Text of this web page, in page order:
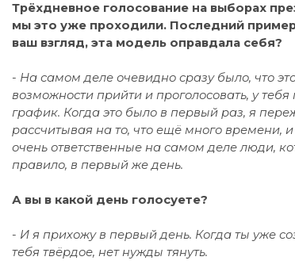
Трёхдневное голосование на выборах
мы это уже проходили. Последний
ваш взгляд, эта модель оправдала себя?
- На самом деле очевидно сразу было, что
возможности прийти и проголосовать, у тебя
график. Когда это было в первый раз, я
рассчитывая на то, что ещё много времени,
очень ответственные на самом деле люди,
правило, в первый же день.
А вы в какой день голосуете?
- И я прихожу в первый день. Когда ты уже
тебя твёрдое, нет нужды тянуть.